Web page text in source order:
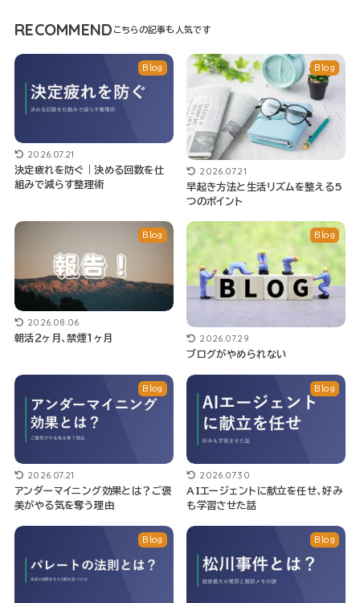
RECOMMEND
Blog
2026.07.21
決定疲れを防ぐ｜決める回数を仕
組みで減らす整理術
Blog
2026.07.21
早起き方法と生活リズムを整える5
つのポイント
Blog
2026.08.06
朝活２ヶ月、禁煙１ヶ月
Blog
2026.07.29
ブログがやめられない
Blog
2026.07.21
アンダーマイニング効果とは？ご褒
美がやる気を奪う理由
Blog
2026.07.30
AIエージェントに献立を任せ、好み
も学習させた話
Blog Blog